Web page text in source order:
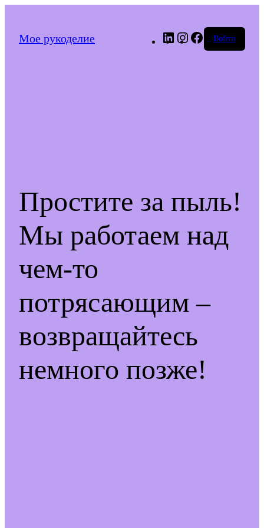
Мое рукоделие LinkedInInstagram
Facebook
Войти
Простите за пыль!
Мы работаем над
чем-то
потрясающим –
возвращайтесь
немного позже!